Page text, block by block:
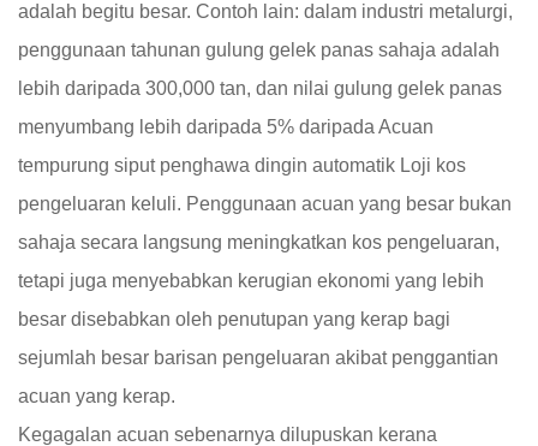
adalah begitu besar. Contoh lain: dalam industri metalurgi,
penggunaan tahunan gulung gelek panas sahaja adalah
lebih daripada 300,000 tan, dan nilai gulung gelek panas
menyumbang lebih daripada 5% daripada Acuan
tempurung siput penghawa dingin automatik Loji kos
pengeluaran keluli. Penggunaan acuan yang besar bukan
sahaja secara langsung meningkatkan kos pengeluaran,
tetapi juga menyebabkan kerugian ekonomi yang lebih
besar disebabkan oleh penutupan yang kerap bagi
sejumlah besar barisan pengeluaran akibat penggantian
acuan yang kerap.
Kegagalan acuan sebenarnya dilupuskan kerana